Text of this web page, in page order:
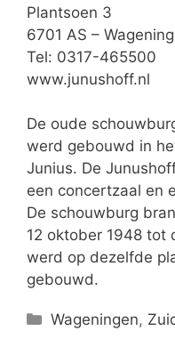
Plantsoen 3
6701 AS –
Tel: 0317-465500
www.junushoff.nl
De oude
werd gebouwd in
Junius. De
een concertzaal en
De schouwburg
12 oktober 1948 tot
werd op dezelfde
gebouwd.
Categorieën
Wageningen,